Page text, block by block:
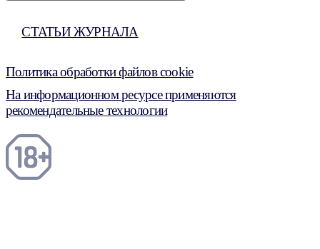
СТАТЬИ ЖУРНАЛА
Политика обработки файлов cookie
На информационном ресурсе применяются
рекомендательные технологии